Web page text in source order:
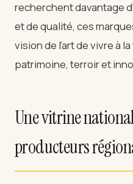
recherchent davantage
et de qualité, ces
vision de l’art de vivre à
patrimoine, terroir et
Une vitrine
producteurs